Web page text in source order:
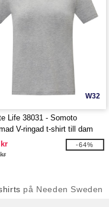
W32
Life 38031 - Somoto
V-ringad t-shirt till dam
-64%
på Needen Sweden